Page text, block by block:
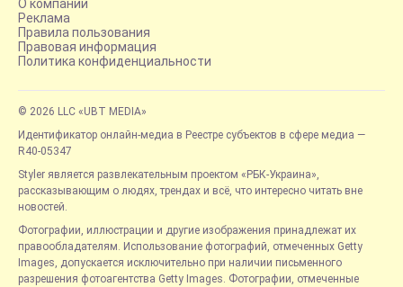
О компании
Реклама
Правила пользования
Правовая информация
Политика конфиденциальности
© 2026 LLC «UBT MEDIA»
Идентификатор онлайн-медиа в Реестре субъектов в сфере медиа —
R40-05347
Styler является развлекательным проектом «РБК-Украина»,
рассказывающим о людях, трендах и всё, что интересно читать вне
новостей.
Фотографии, иллюстрации и другие изображения принадлежат их
правообладателям. Использование фотографий, отмеченных Getty
Images, допускается исключительно при наличии письменного
разрешения фотоагентства Getty Images. Фотографии, отмеченные